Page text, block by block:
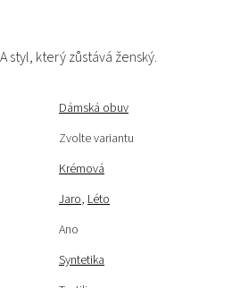
styl, který zůstává ženský.
Dámská obuv
Zvolte variantu
Krémová
Jaro, Léto
Ano
Syntetika